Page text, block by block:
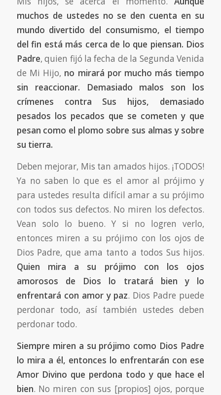
muchos de ustedes no se den cuenta en su
mundo divertido del consumismo, el tiempo
del fin está más cerca de lo que piensan. Dios
Padre, quien fijó la fecha de la Segunda Venida
de Mi Hijo, no mirará por mucho más tiempo
sin reaccionar. Demasiado malos son los
crímenes contra Sus hijos, demasiado
pesados ​​los pecados que se cometen y que
pesan como el plomo sobre sus almas y sobre
su tierra.
Deben mejorar, Mis tan amados hijos. ¡TODOS!
Ya no saben lo que es el amor al prójimo y
para ustedes resulta difícil amar a su prójimo
con todos sus defectos. No miren los defectos.
Vean solo lo bueno. Y si no logren verlo,
entonces miren a su prójimo con los ojos de
Dios Padre, que ama tanto a todos Sus hijos.
Quien mira a su prójimo con los ojos
amorosos de Dios lo tratará bien y lo
enfrentará con amor y paz. Dios Padre puede
perdonar todo, así también ustedes deben
perdonar todo.
Siempre miren a su prójimo como Dios Padre
lo mira a él, entonces lo enfrentarán con ese
Amor Divino que perdona todo y que hace el
bien. No miren con sus [propios] ojos, porque